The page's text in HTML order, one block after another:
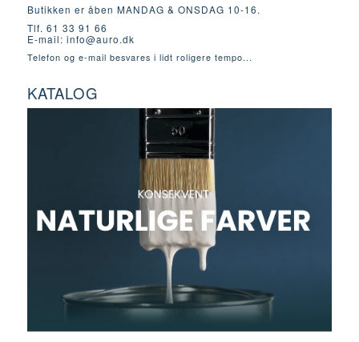
Butikken er åben MANDAG & ONSDAG 10-16.
Tlf. 61 33 91 66
E-mail: info@auro.dk
Telefon og e-mail besvares i lidt roligere tempo...
KATALOG